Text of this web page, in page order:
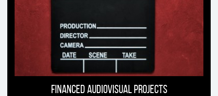
Financed Audiovisual projects